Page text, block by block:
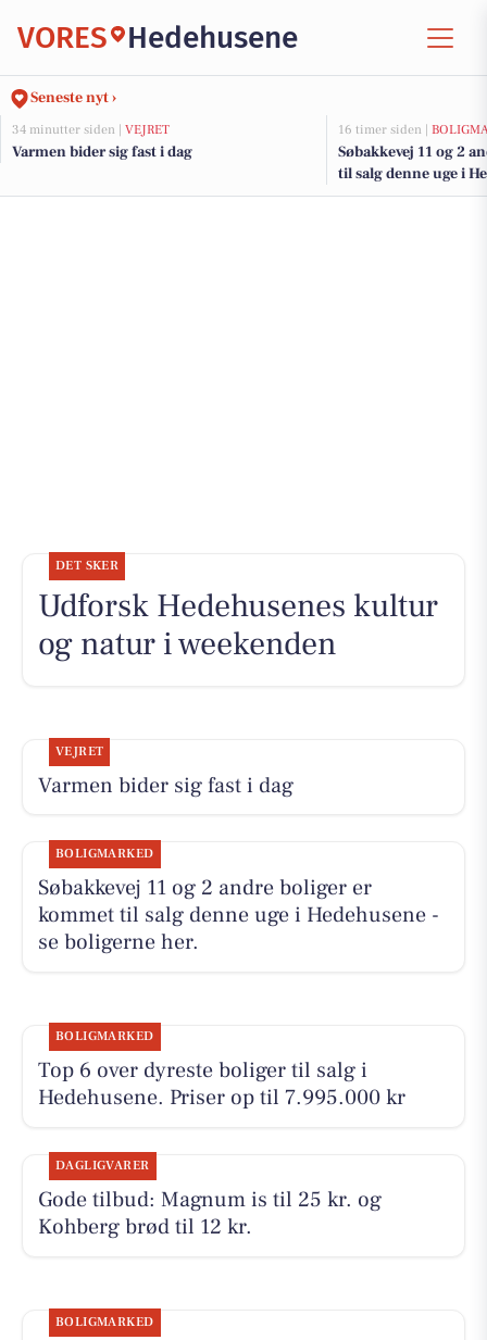
VORES Hedehusene
Seneste nyt ›
34 minutter siden | VEJRET
Varmen bider sig fast i dag
16 timer siden |
Søbakkevej 11 og 2
til salg denne uge i
boligerne her.
DET SKER
Udforsk Hedehusenes kultur
og natur i weekenden
VEJRET
Varmen bider sig fast i dag
BOLIGMARKED
Søbakkevej 11 og 2 andre boliger er
kommet til salg denne uge i Hedehusene -
se boligerne her.
BOLIGMARKED
Top 6 over dyreste boliger til salg i
Hedehusene. Priser op til 7.995.000 kr
DAGLIGVARER
Gode tilbud: Magnum is til 25 kr. og
Kohberg brød til 12 kr.
BOLIGMARKED